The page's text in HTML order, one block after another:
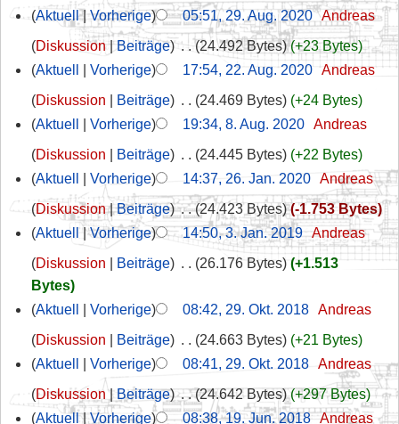
Aktuell
Vorherige 05:51, 29. Aug. 2020‎ Andreas
Diskussion
Beiträge ‎ 24.492 Bytes
+23 Bytes
Aktuell
Vorherige 17:54, 22. Aug. 2020‎ Andreas
Diskussion
Beiträge 24.469 Bytes
+24 Bytes
Aktuell
Vorherige 19:34, 8. Aug. 2020‎ Andreas
Diskussion
Beiträge 24.445 Bytes
+22 Bytes
Aktuell
Vorherige 14:37, 26. Jan. 2020‎ Andreas
Diskussion
Beiträge ‎ 24.423 Bytes
-1.753 Bytes
Aktuell
Vorherige 14:50, 3. Jan. 2019‎ Andreas
Diskussion
Beiträge 26.176 Bytes
+1.513
Bytes
Aktuell
Vorherige 08:42, 29. Okt. 2018‎ Andreas
Diskussion
Beiträge 24.663 Bytes
+21 Bytes
Aktuell
Vorherige 08:41, 29. Okt. 2018‎ Andreas
Diskussion
Beiträge ‎ 24.642 Bytes
+297 Bytes
Aktuell
Vorherige 08:38, 19. Jun. 2018‎ Andreas